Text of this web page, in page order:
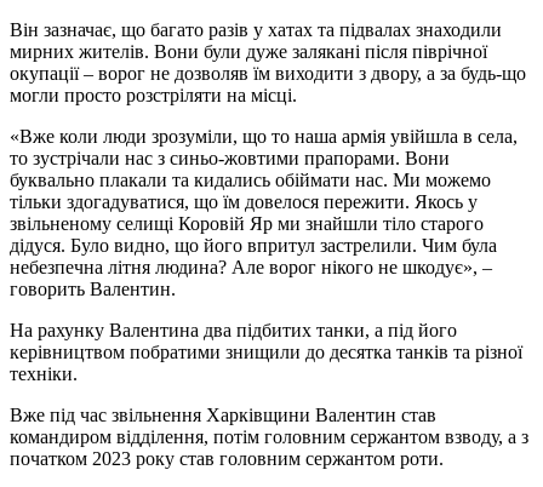
Він зазначає, що багато разів у хатах та підвалах знаходили
мирних жителів. Вони були дуже залякані після піврічної
окупації – ворог не дозволяв їм виходити з двору, а за будь-що
могли просто розстріляти на місці.
«Вже коли люди зрозуміли, що то наша армія увійшла в села,
то зустрічали нас з синьо-жовтими прапорами. Вони
буквально плакали та кидались обіймати нас. Ми можемо
тільки здогадуватися, що їм довелося пережити. Якось у
звільненому селищі Коровій Яр ми знайшли тіло старого
дідуся. Було видно, що його впритул застрелили. Чим була
небезпечна літня людина? Але ворог нікого не шкодує», –
говорить Валентин.
На рахунку Валентина два підбитих танки, а під його
керівництвом побратими знищили до десятка танків та різної
техніки.
Вже під час звільнення Харківщини Валентин став
командиром відділення, потім головним сержантом взводу, а з
початком 2023 року став головним сержантом роти.